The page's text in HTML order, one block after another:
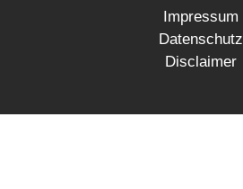
Impressum
Datenschutz
Disclaimer